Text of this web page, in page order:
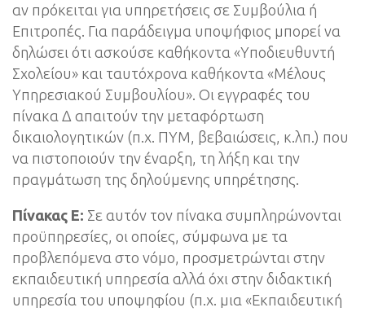
αν πρόκειται για υπηρετήσεις σε Συμβούλια ή
Επιτροπές. Για παράδειγμα υποψήφιος μπορεί να
δηλώσει ότι ασκούσε καθήκοντα «Υποδιευθυντή
Σχολείου» και ταυτόχρονα καθήκοντα «Μέλους
Υπηρεσιακού Συμβουλίου». Οι εγγραφές του
πίνακα Δ απαιτούν την μεταφόρτωση
δικαιολογητικών (π.χ. ΠΥΜ, βεβαιώσεις, κ.λπ.) που
να πιστοποιούν την έναρξη, τη λήξη και την
πραγμάτωση της δηλούμενης υπηρέτησης.
Πίνακας Ε: Σε αυτόν τον πίνακα συμπληρώνονται
προϋπηρεσίες, οι οποίες, σύμφωνα με τα
προβλεπόμενα στο νόμο, προσμετρώνται στην
εκπαιδευτική υπηρεσία αλλά όχι στην διδακτική
υπηρεσία του υποψηφίου (π.χ. μια «Εκπαιδευτική